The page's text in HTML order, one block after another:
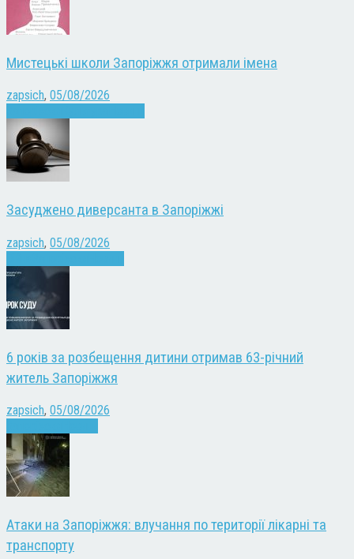
Мистецькі школи Запоріжжя отримали імена
zapsich, 05/08/2026
Засуджено диверсанта в Запоріжжі
zapsich, 05/08/2026
6 років за розбещення дитини отримав 63-річний
житель Запоріжжя
zapsich, 05/08/2026
Атаки на Запоріжжя: влучання по території лікарні та
транспорту